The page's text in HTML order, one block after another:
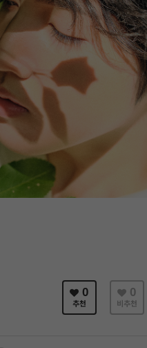
0
추천
0
비추천